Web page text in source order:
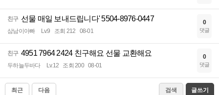
친구 선물 매일 보내드립니다' 5504-8976-0447
삼남이아빠 Lv.9 조회 212 08-01
0
댓글
친구 4951 7964 2424 친구해요 선물 교환해요
두하늘두바다 Lv.12 조회 200 08-01
0
댓글
최근 다음 검색 글쓰기